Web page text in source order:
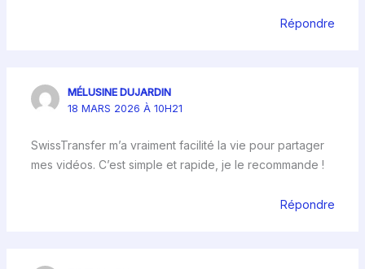
Répondre
MÉLUSINE DUJARDIN
18 MARS 2026 À 10H21
SwissTransfer m’a vraiment facilité la vie pour partager
mes vidéos. C’est simple et rapide, je le recommande !
Répondre